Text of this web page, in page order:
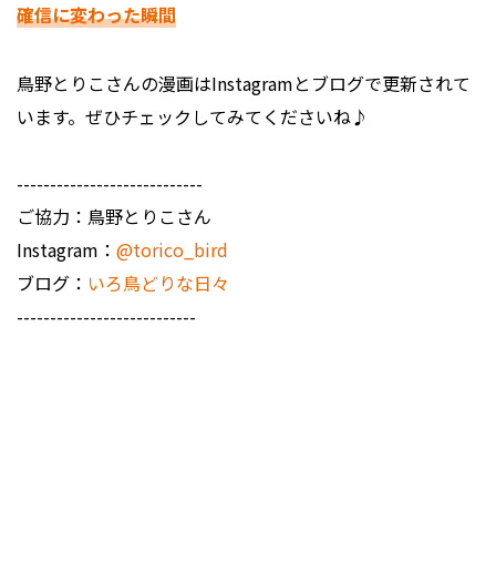
確信に変わった瞬間
鳥野とりこさんの漫画はInstagramとブログで更新されて
います。ぜひチェックしてみてくださいね♪
----------------------------
ご協力：鳥野とりこさん
Instagram： @torico_bird
ブログ： いろ鳥どりな日々
---------------------------